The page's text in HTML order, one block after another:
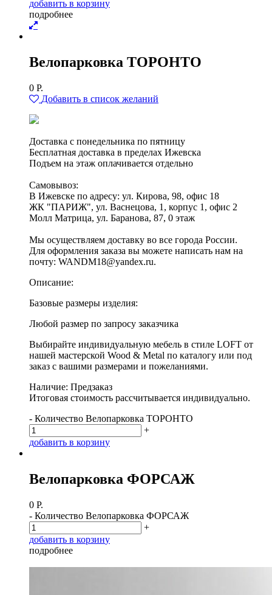
добавить в корзину
подробнее
Велопарковка ТОРОНТО
0 Р.
Добавить в список желаний
Доставка с понедельника по пятницу
Бесплатная доставка в пределах Ижевска
Подъем на этаж оплачивается отдельно
Самовывоз:
В Ижевске по адресу: ул. Кирова, 98, офис 18
ЖК "ПАРИЖ", ул. Васнецова, 1, корпус 1, офис 2
Молл Матрица, ул. Баранова, 87, 0 этаж
Мы осуществляем доставку во все города России.
Для оформления заказа вы можете написать нам на
почту: WANDM18@yandex.ru.
Описание:
Базовые размеры изделия:
Любой размер по запросу заказчика
Выбирайте индивидуальную мебель в стиле LOFT от
нашей мастерской Wood & Metal по каталогу или под
заказ с вашими размерами и пожеланиями.
Наличие: Предзаказ
Итоговая стоимость рассчитывается индивидуально.
- Количество Велопарковка ТОРОНТО
+
добавить в корзину
Велопарковка ФОРСАЖ
0 Р.
- Количество Велопарковка ФОРСАЖ
+
добавить в корзину
подробнее